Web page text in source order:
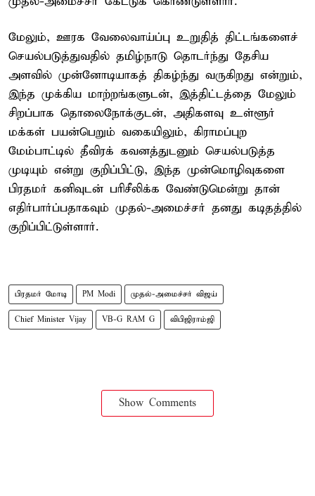
மேலும், ஊரக வேலைவாய்ப்பு உறுதித் திட்டங்களைச்
செயல்படுத்துவதில் தமிழ்நாடு தொடர்ந்து தேசிய
அளவில் முன்னோடியாகத் திகழ்ந்து வருகிறது என்றும்,
இந்த முக்கிய மாற்றங்களுடன், இத்திட்டத்தை மேலும்
சிறப்பாக தொலைநோக்குடன், அதிகளவு உள்ளூர்
மக்கள் பயன்பெறும் வகையிலும், கிராமப்புற
மேம்பாட்டில் தீவிரக் கவனத்துடனும் செயல்படுத்த
முடியும் என்று குறிப்பிட்டு, இந்த முன்மொழிவுகளை
பிரதமர் கனிவுடன் பரிசீலிக்க வேண்டுமென்று தான்
எதிர்பார்ப்பதாகவும் முதல்-அமைச்சர் தனது கடிதத்தில்
குறிப்பிட்டுள்ளார்.
பிரதமர் மோடி PM Modi முதல்-அமைச்சர் விஜய்
Chief Minister Vijay VB-G RAM G விபிஜிராம்ஜி
Show Comments